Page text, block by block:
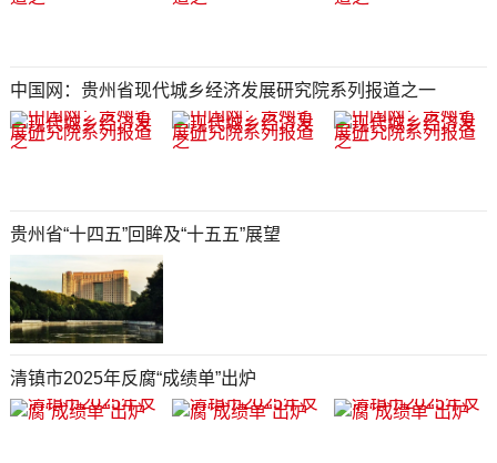
中国网：贵州省现代城乡经济发展研究院系列报道之一
贵州省“十四五”回眸及“十五五”展望
清镇市2025年反腐“成绩单”出炉